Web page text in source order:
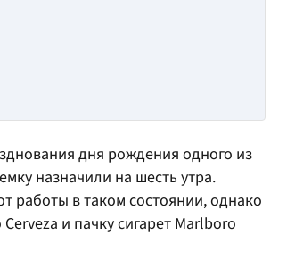
дня рождения одного из
назначили на шесть утра.
работы в таком состоянии, однако
и пачку сигарет Marlboro